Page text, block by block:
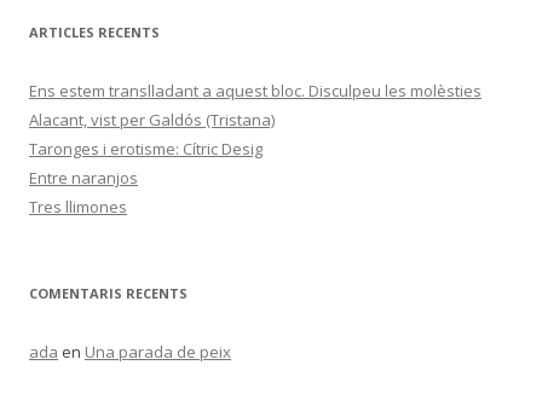
ARTICLES RECENTS
Ens estem translladant a aquest bloc. Disculpeu les molèsties
Alacant, vist per Galdós (Tristana)
Taronges i erotisme: Cítric Desig
Entre naranjos
Tres llimones
COMENTARIS RECENTS
ada en Una parada de peix